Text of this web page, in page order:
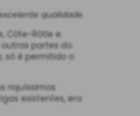
qualidade.
Côte-Rôtie e
partes do
só é permitido o
riquíssimos
existentes, era